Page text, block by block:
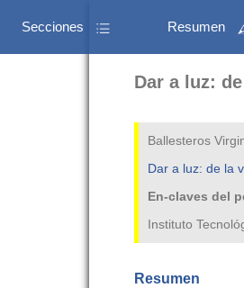
Secciones Resumen
Dar a luz:
Ballesteros
Dar a luz: de la
En-claves del
Instituto
Resumen